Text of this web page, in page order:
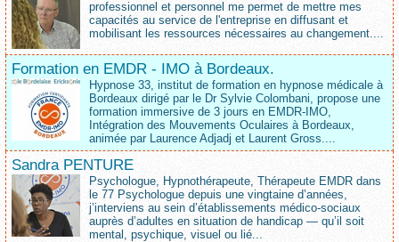
professionnel et personnel me permet de mettre mes
capacités au service de l'entreprise en diffusant et
mobilisant les ressources nécessaires au changement....
Formation en EMDR - IMO à Bordeaux.
Hypnose 33, institut de formation en hypnose médicale à
Bordeaux dirigé par le Dr Sylvie Colombani, propose une
formation immersive de 3 jours en EMDR-IMO,
Intégration des Mouvements Oculaires à Bordeaux,
animée par Laurence Adjadj et Laurent Gross....
Sandra PENTURE
Psychologue, Hypnothérapeute, Thérapeute EMDR dans
le 77 Psychologue depuis une vingtaine d’années,
j’interviens au sein d’établissements médico‑sociaux
auprès d’adultes en situation de handicap — qu’il soit
mental, psychique, visuel ou lié...